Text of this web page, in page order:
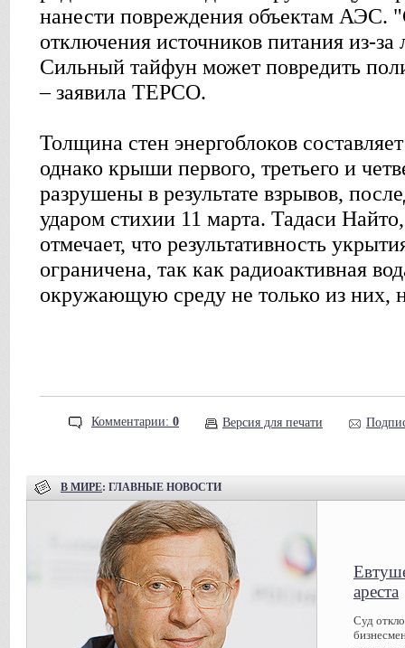
нанести повреждения объектам АЭС.
отключения источников питания из-
Сильный тайфун может повредить
– заявила TEPCO.
Толщина стен энергоблоков
однако крыши первого, третьего и
разрушены в результате взрывов,
ударом стихии 11 марта. Тадаси
отмечает, что результативность
ограничена, так как радиоактивная
окружающую среду не только из них,
Комментарии: 0 Версия для печати
В МИРЕ: ГЛАВНЫЕ НОВОСТИ
ареста
Суд